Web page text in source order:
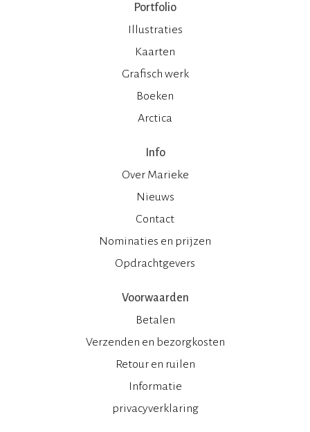
Portfolio
Illustraties
Kaarten
Grafisch werk
Boeken
Arctica
Info
Over Marieke
Nieuws
Contact
Nominaties en prijzen
Opdrachtgevers
Voorwaarden
Betalen
Verzenden en bezorgkosten
Retour en ruilen
Informatie
privacyverklaring